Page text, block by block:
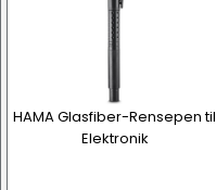
HAMA Glasfiber-Rensepen til
Elektronik